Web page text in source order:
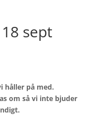
sept
håller på med.
om så vi inte bjuder